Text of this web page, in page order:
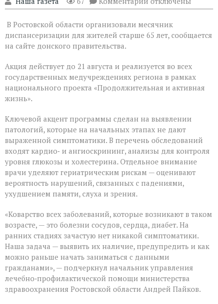
записи
Дону
проходит
месячник
людей
«серебряного»
возраста
В Ростовской области организовали месячник
диспансеризации для жителей старше 65 лет, сообщается
на сайте донского правительства.
Акция действует до 21 августа и реализуется во всех
государственных медучреждениях региона в рамках
национального проекта «Продолжительная и активная
жизнь».
Ключевой акцент программы сделан на выявлении
патологий, которые на начальных этапах не дают
выраженной симптоматики. В перечень обследований
входят кардио‑ и ангиоскрининг, анализы для контроля
уровня глюкозы и холестерина. Отдельное внимание
врачи уделяют гериатрическим рискам — оценивают
вероятность нарушений, связанных с падениями,
ухудшением памяти, слуха и зрения.
«Коварство всех заболеваний, которые возникают в таком
возрасте, — это болезни сосудов, сердца, диабет. На
ранних стадиях зачастую нет никакой симптоматики.
Наша задача — выявить их наличие, предупредить и как
можно раньше начать заниматься с данными
гражданами», — подчеркнул начальник управления
лечебно‑профилактической помощи министерства
здравоохранения Ростовской области Андрей Пайков.